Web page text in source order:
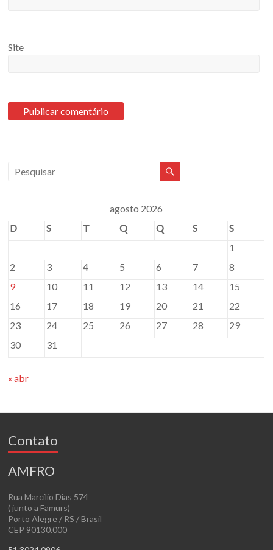
Site
agosto 2026
D
S T Q Q S
S
1
2
3 4 5 6 7
8
9
10 11 12 13 14
15
16
17 18 19 20 21
22
23
24 25 26 27 28
29
30
31
« abr
Contato
AMFRO
Rua Marcílio Dias 574
( junto a Famurs)
Porto Alegre / RS / Brasil
CEP 90130.000